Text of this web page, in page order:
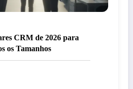
CRM de 2026 para
os Tamanhos